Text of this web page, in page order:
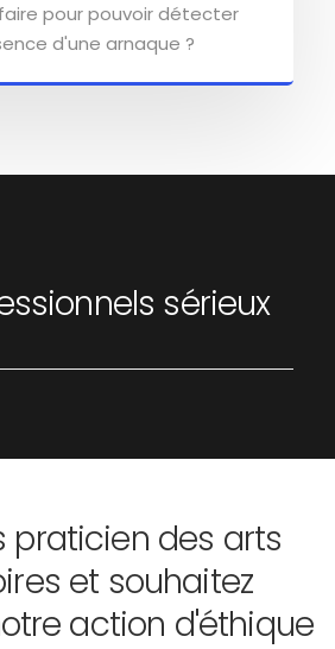
pour pouvoir détecter
d'une arnaque ?
sérieux
praticien des arts
et souhaitez
action d'éthique